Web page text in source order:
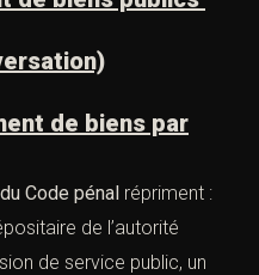
au regard des
est visé par la loi,
est caractérisé
commise par l’agent,
par celui-ci